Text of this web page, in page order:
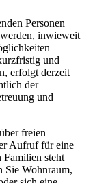
Personen
inwieweit
und
erfolgt derzeit
der
und
freien
Aufruf für eine
Familien steht
Sie Wohnraum,